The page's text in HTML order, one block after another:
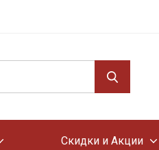
Скидки и Акции